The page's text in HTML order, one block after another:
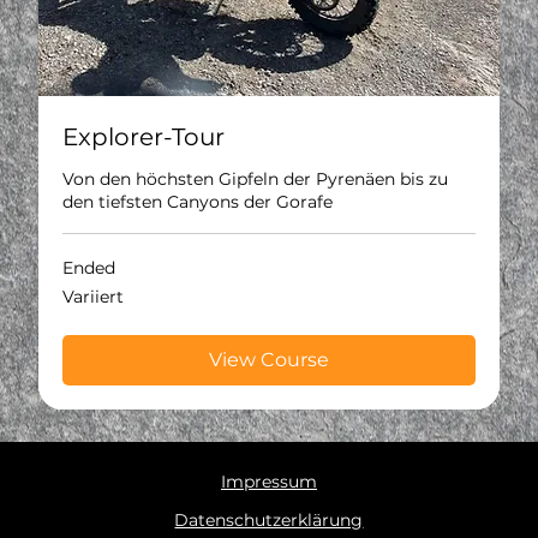
Explorer-Tour
Von den höchsten Gipfeln der Pyrenäen bis zu
den tiefsten Canyons der Gorafe
Ended
Variiert
Variiert
View Course
Impressum
Datenschutzerklärung